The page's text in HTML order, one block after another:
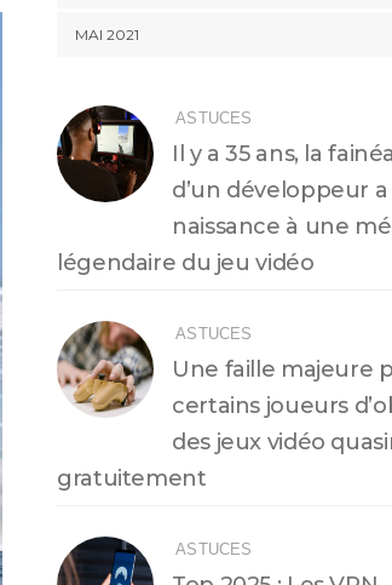
MAI 2021
ASTUCES
Il y a 35 ans, la
d’un développeur
naissance à une
légendaire du jeu vidéo
ASTUCES
Une faille majeure
certains joueurs
des jeux vidéo
gratuitement
ASTUCES